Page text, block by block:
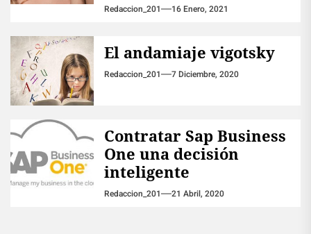
Redaccion_201 16 Enero, 2021
El andamiaje vigotsky
Redaccion_201 7 Diciembre, 2020
Contratar Sap Business
One una decisión
inteligente
Redaccion_201 21 Abril, 2020